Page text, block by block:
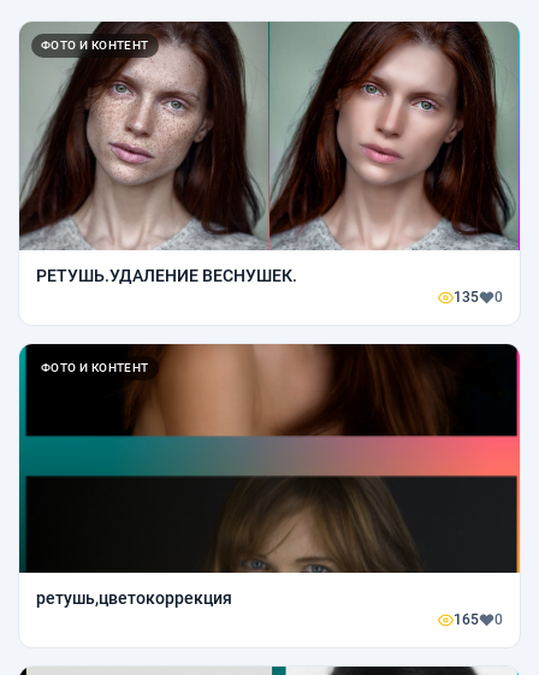
ФОТО И КОНТЕНТ
РЕТУШЬ.УДАЛЕНИЕ ВЕСНУШЕК.
135 0
ФОТО И КОНТЕНТ
ретушь,цветокоррекция
165 0